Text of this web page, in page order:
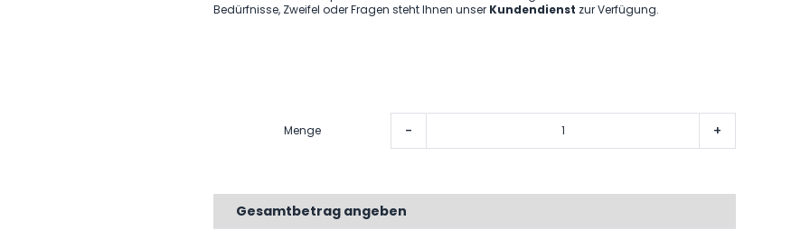
Bedürfnisse, Zweifel oder Fragen steht Ihnen unser Kundendienst zur Verfügung.
Menge - +
Gesamtbetrag angeben